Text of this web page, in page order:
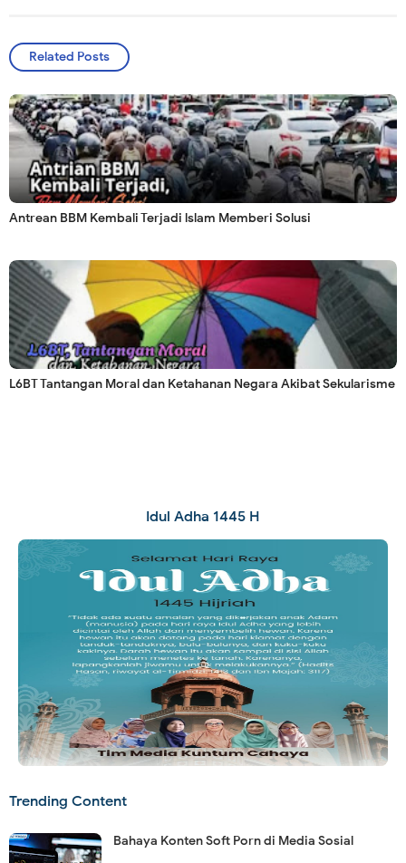
Related Posts
Antrean BBM Kembali Terjadi lslam Memberi Solusi
L6BT Tantangan Moral dan Ketahanan Negara Akibat Sekularisme
Idul Adha 1445 H
Trending Content
Bahaya Konten Soft Porn di Media Sosial